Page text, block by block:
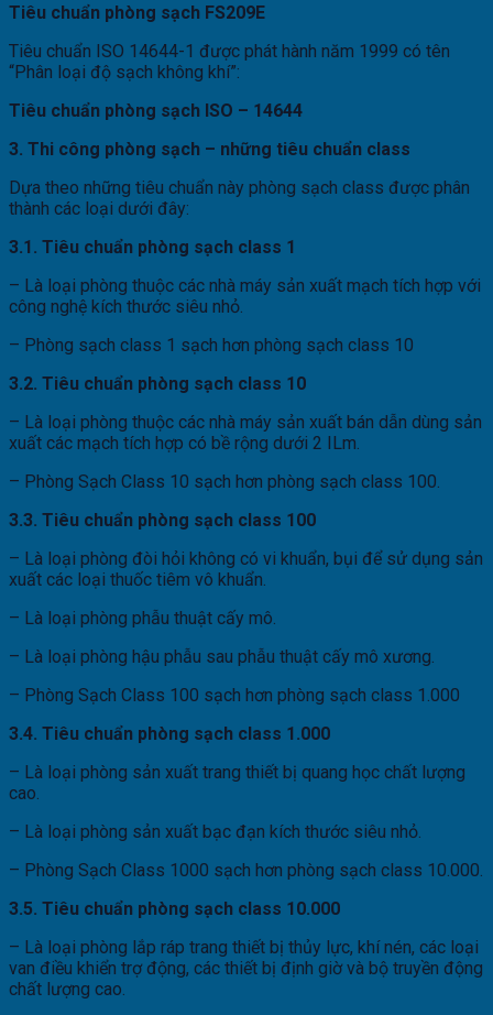
Tiêu chuẩn phòng sạch FS209E
Tiêu chuẩn ISO 14644-1 được phát hành năm 1999 có tên
“Phân loại độ sạch không khí”:
Tiêu chuẩn phòng sạch ISO – 14644
3. Thi công phòng sạch – những tiêu chuẩn class
Dựa theo những tiêu chuẩn này phòng sạch class được phân
thành các loại dưới đây:
3.1. Tiêu chuẩn phòng sạch class 1
– Là loại phòng thuộc các nhà máy sản xuất mạch tích hợp với
công nghệ kích thước siêu nhỏ.
– Phòng sạch class 1 sạch hơn phòng sạch class 10
3.2. Tiêu chuẩn phòng sạch class 10
– Là loại phòng thuộc các nhà máy sản xuất bán dẫn dùng sản
xuất các mạch tích hợp có bề rộng dưới 2 ILm.
– Phòng Sạch Class 10 sạch hơn phòng sạch class 100.
3.3. Tiêu chuẩn phòng sạch class 100
– Là loại phòng đòi hỏi không có vi khuẩn, bụi để sử dụng sản
xuất các loại thuốc tiêm vô khuẩn.
– Là loại phòng phẫu thuật cấy mô.
– Là loại phòng hậu phẫu sau phẫu thuật cấy mô xương.
– Phòng Sạch Class 100 sạch hơn phòng sạch class 1.000
3.4. Tiêu chuẩn phòng sạch class 1.000
– Là loại phòng sản xuất trang thiết bị quang học chất lượng
cao.
– Là loại phòng sản xuất bạc đạn kích thước siêu nhỏ.
– Phòng Sạch Class 1000 sạch hơn phòng sạch class 10.000.
3.5. Tiêu chuẩn phòng sạch class 10.000
– Là loại phòng lắp ráp trang thiết bị thủy lực, khí nén, các loại
van điều khiển trợ động, các thiết bị định giờ và bộ truyền động
chất lượng cao.